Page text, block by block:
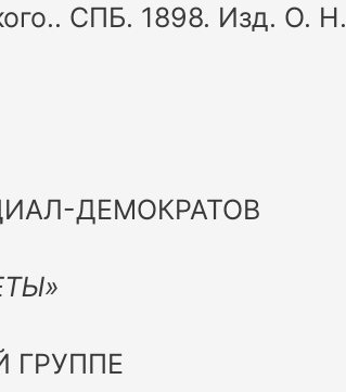
СПБ. 1898. Изд. О. Н.
ДЕМОКРАТОВ
ГРУППЕ